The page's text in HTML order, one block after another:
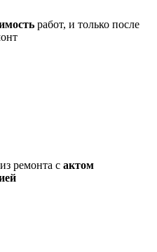
работ, и только после
ремонта с актом